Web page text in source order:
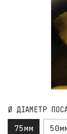
Ø ДІАМЕТР
75мм